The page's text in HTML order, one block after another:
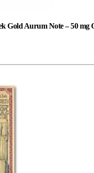
Aurum Note – 50 mg